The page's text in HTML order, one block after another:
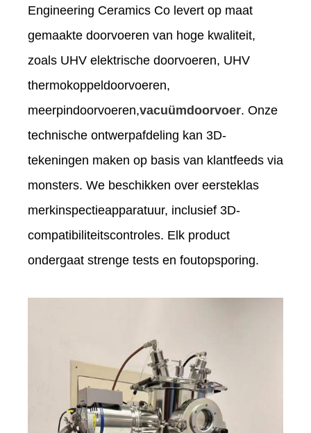
Engineering Ceramics Co levert op maat
gemaakte doorvoeren van hoge kwaliteit,
zoals UHV elektrische doorvoeren, UHV
thermokoppeldoorvoeren,
meerpindoorvoeren,vacuümdoorvoer. Onze
technische ontwerpafdeling kan 3D-
tekeningen maken op basis van klantfeeds via
monsters. We beschikken over eersteklas
merkinspectieapparatuur, inclusief 3D-
compatibiliteitscontroles. Elk product
ondergaat strenge tests en foutopsporing.